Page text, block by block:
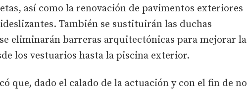
así como la renovación de pavimentos exteriores
También se sustituirán las duchas
eliminarán barreras arquitectónicas para mejorar la
los vestuarios hasta la piscina exterior.
que, dado el calado de la actuación y con el fin de no